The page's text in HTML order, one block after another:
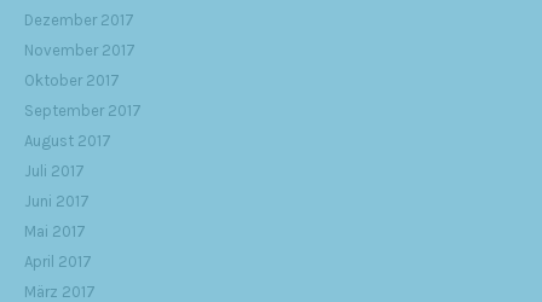
Dezember 2017
November 2017
Oktober 2017
September 2017
August 2017
Juli 2017
Juni 2017
Mai 2017
April 2017
März 2017